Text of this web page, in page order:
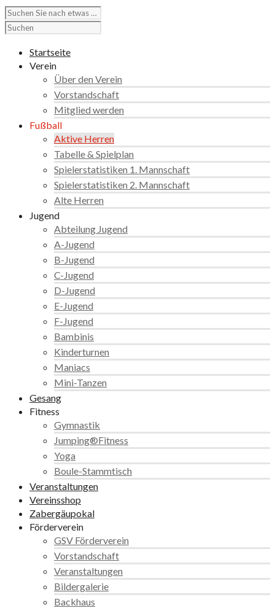
Startseite
Verein
Über den Verein
Vorstandschaft
Mitglied werden
Fußball
Aktive Herren
Tabelle & Spielplan
Spielerstatistiken 1. Mannschaft
Spielerstatistiken 2. Mannschaft
Alte Herren
Jugend
Abteilung Jugend
A-Jugend
B-Jugend
C-Jugend
D-Jugend
E-Jugend
F-Jugend
Bambinis
Kinderturnen
Maniacs
Mini-Tanzen
Gesang
Fitness
Gymnastik
Jumping®Fitness
Yoga
Boule-Stammtisch
Veranstaltungen
Vereinsshop
Zabergäupokal
Förderverein
GSV Förderverein
Vorstandschaft
Veranstaltungen
Bildergalerie
Backhaus